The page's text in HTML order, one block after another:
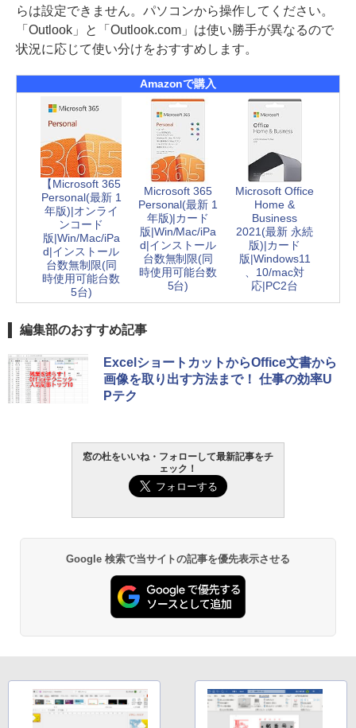
らは設定できません。パソコンから操作してください。
「Outlook」と「Outlook.com」は使い勝手が異なるので
状況に応じて使い分けをおすすめします。
Amazonで購入
【Microsoft 365
Personal(最新 1
年版)|オンライ
ンコード
版|Win/Mac/iPa
d|インストール
台数無制限(同
時使用可能台数
5台)
Microsoft 365
Personal(最新 1
年版)|カード
版|Win/Mac/iPa
d|インストール
台数無制限(同
時使用可能台数
5台)
Microsoft Office
Home &
Business
2021(最新 永続
版)|カード
版|Windows11
、10/mac対
応|PC2台
編集部のおすすめ記事
ExcelショートカットからOffice文書から
画像を取り出す方法まで！ 仕事の効率U
Pテク
窓の杜をいいね・フォローして最新記事をチ
ェック！
Google 検索で当サイトの記事を優先表示させる